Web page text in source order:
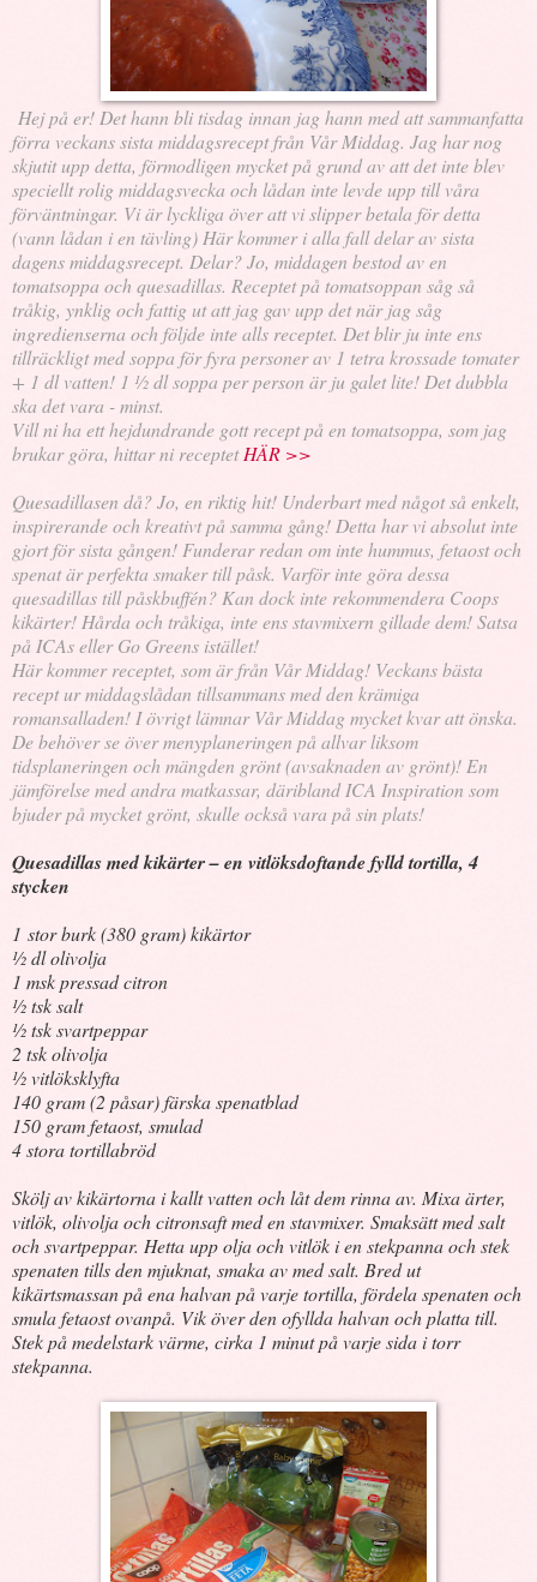
Hej på er! Det hann bli tisdag innan jag hann med att sammanfatta
förra veckans sista middagsrecept från Vår Middag. Jag har nog
skjutit upp detta, förmodligen mycket på grund av att det inte blev
speciellt rolig middagsvecka och lådan inte levde upp till våra
förväntningar. Vi är lyckliga över att vi slipper betala för detta
(vann lådan i en tävling) Här kommer i alla fall delar av sista
dagens middagsrecept. Delar? Jo, middagen bestod av en
tomatsoppa och quesadillas. Receptet på tomatsoppan såg så
tråkig, ynklig och fattig ut att jag gav upp det när jag såg
ingredienserna och följde inte alls receptet. Det blir ju inte ens
tillräckligt med soppa för fyra personer av 1 tetra krossade tomater
+ 1 dl vatten! 1 ½ dl soppa per person är ju galet lite! Det dubbla
ska det vara - minst.
Vill ni ha ett hejdundrande gott recept på en tomatsoppa, som jag
brukar göra, hittar ni receptetHÄR >>
Quesadillasen då? Jo, en riktig hit! Underbart med något så enkelt,
inspirerande och kreativt på samma gång! Detta har vi absolut inte
gjort för sista gången! Funderar redan om inte hummus, fetaost och
spenat är perfekta smaker till påsk. Varför inte göra dessa
quesadillas till påskbuffén? Kan dock inte rekommendera Coops
kikärter! Hårda och tråkiga, inte ens stavmixern gillade dem! Satsa
på ICAs eller Go Greens istället!
Här kommer receptet, som är från Vår Middag! Veckans bästa
recept ur middagslådan tillsammans med den krämiga
romansalladen! I övrigt lämnar Vår Middag mycket kvar att önska.
De behöver se över menyplaneringen på allvar liksom
tidsplaneringen och mängden grönt (avsaknaden av grönt)! En
jämförelse med andra matkassar, däribland ICA Inspiration som
bjuder på mycket grönt, skulle också vara på sin plats!
Quesadillas med kikärter – en vitlöksdoftande fylld tortilla, 4
stycken
1 stor burk (380 gram) kikärtor
½ dl olivolja
1 msk pressad citron
½ tsk salt
½ tsk svartpeppar
2 tsk olivolja
½ vitlöksklyfta
140 gram (2 påsar) färska spenatblad
150 gram fetaost, smulad
4 stora tortillabröd
Skölj av kikärtorna i kallt vatten och låt dem rinna av. Mixa ärter,
vitlök, olivolja och citronsaft med en stavmixer. Smaksätt med salt
och svartpeppar. Hetta upp olja och vitlök i en stekpanna och stek
spenaten tills den mjuknat, smaka av med salt. Bred ut
kikärtsmassan på ena halvan på varje tortilla, fördela spenaten och
smula fetaost ovanpå. Vik över den ofyllda halvan och platta till.
Stek på medelstark värme, cirka 1 minut på varje sida i torr
stekpanna.